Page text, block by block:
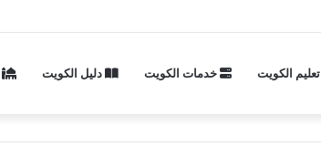
تعليم الكويت خدمات الكويت دليل الكويت